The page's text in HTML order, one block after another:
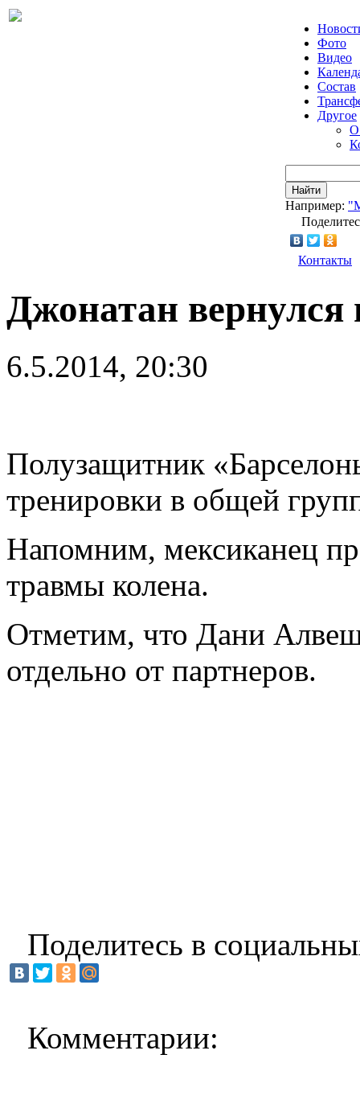
Фото
Видео
Состав
Другое
О
Найти
Например:
Контакты
Джонатан
6.5.2014, 20:30
Полузащитник
тренировки в общей
Напомним, мексиканец
травмы колена.
Отметим, что Дани
отдельно от партнеров.
Поделитесь в
Комментарии: